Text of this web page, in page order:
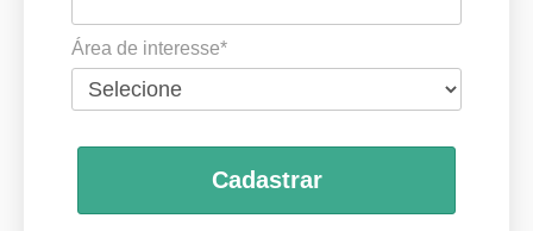
Área de interesse*
Cadastrar